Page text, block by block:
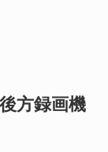
方録画機